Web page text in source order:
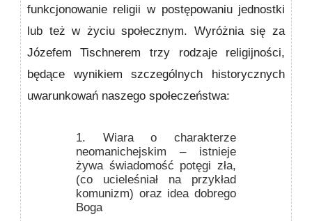
funkcjonowanie religii w postępowaniu jednostki
lub też w życiu społecznym. Wyróżnia się za
Józefem Tischnerem trzy rodzaje religijności,
będące wynikiem szczególnych historycznych
uwarunkowań naszego społeczeństwa:
1. Wiara o charakterze
neomanichejskim – istnieje
żywa świadomość potęgi zła,
(co ucieleśniał na przykład
komunizm) oraz idea dobrego
Boga